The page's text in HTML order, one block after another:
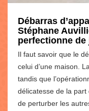
Débarras
Stéphane
perfectionne
Il faut savoir que le
celui d’une maison.
tandis que
délicatesse de la
de perturber les